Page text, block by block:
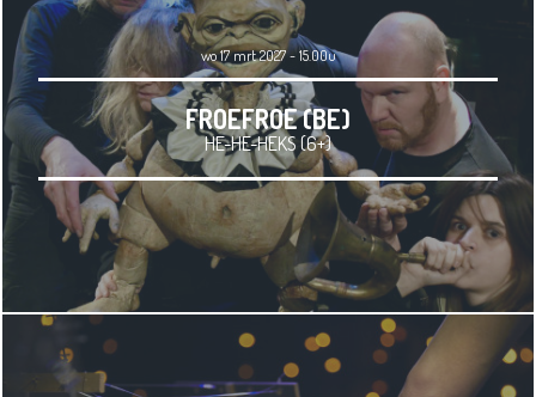
wo 17 mrt 2027 - 15.00u
FROEFROE (BE)
HE-HE-HEKS (6+)